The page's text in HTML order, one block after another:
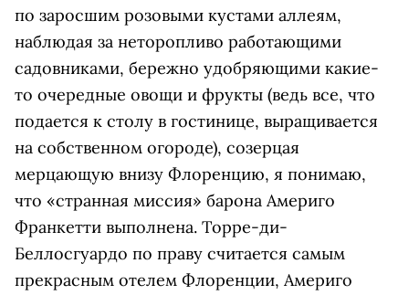
по заросшим розовыми кустами аллеям,
наблюдая за неторопливо работающими
садовниками, бережно удобряющими какие-
то очередные овощи и фрукты (ведь все, что
подается к столу в гостинице, выращивается
на собственном огороде), созерцая
мерцающую внизу Флоренцию, я понимаю,
что «странная миссия» барона Америго
Франкетти выполнена. Торре-ди-
Беллосгуардо по праву считается самым
прекрасным отелем Флоренции, Америго